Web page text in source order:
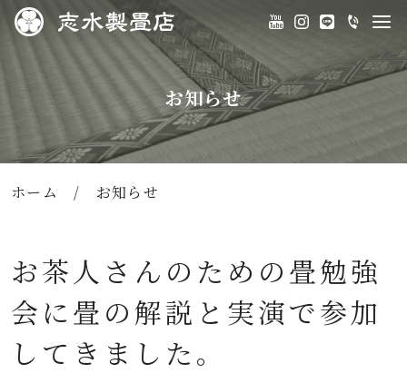
お知らせ
ホーム / お知らせ
お茶人さんのための畳勉強
会に畳の解説と実演で参加
してきました。